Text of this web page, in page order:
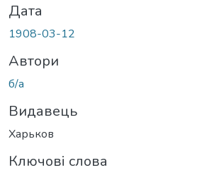
Дата
1908-03-12
Автори
б/а
Видавець
Харьков
Ключові слова